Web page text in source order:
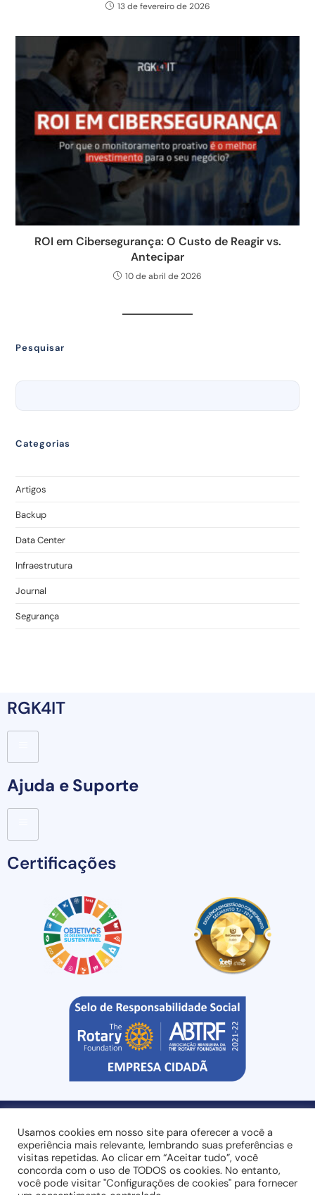
13 de fevereiro de 2026
ROI em Cibersegurança: O Custo de Reagir vs.
Antecipar
10 de abril de 2026
Pesquisar
Categorias
Artigos
Backup
Data Center
Infraestrutura
Journal
Segurança
RGK4IT
Ajuda e Suporte
Certificações
Entre em contato:+55 (44) 3032-8400 ou
sales@rgk4it.com
Usamos cookies em nosso site para oferecer a você a
experiência mais relevante, lembrando suas preferências e
visitas repetidas. Ao clicar em “Aceitar tudo”, você
concorda com o uso de TODOS os cookies. No entanto,
você pode visitar "Configurações de cookies" para fornecer